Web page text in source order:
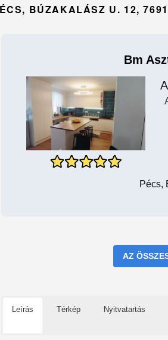
BÚZAKALÁSZ U. 12, 7691
Bm
Pécs,
AZ
Leírás Térkép Nyitvatartás